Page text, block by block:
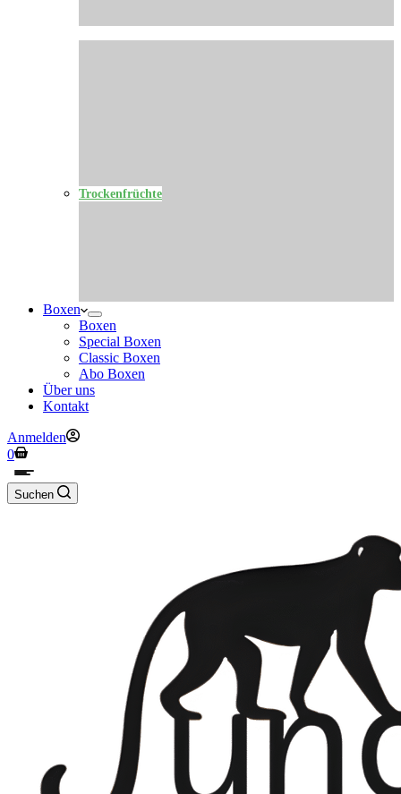
Trockenfrüchte
Boxen
Boxen
Special Boxen
Classic Boxen
Abo Boxen
Über uns
Kontakt
Anmelden
Warenkorb
0
Suchen